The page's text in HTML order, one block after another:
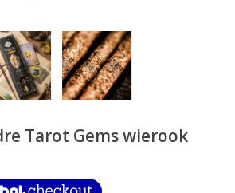
Tarot Gems wierook